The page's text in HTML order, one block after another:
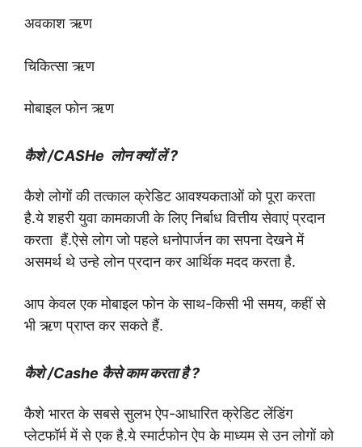
अवकाश ऋण
चिकित्सा ऋण
मोबाइल फोन ऋण
कैशे /CASHe लोन क्यों लें ?
कैशे लोगों की तत्काल क्रेडिट आवश्यकताओं को पूरा करता
है.ये शहरी युवा कामकाजी के लिए निर्बाध वित्तीय सेवाएं प्रदान
करता हैं.ऐसे लोग जो पहले धनोपार्जन का सपना देखने में
असमर्थ थे उन्हे लोन प्रदान कर आर्थिक मदद करता है.
आप केवल एक मोबाइल फोन के साथ-किसी भी समय, कहीं से
भी ऋण प्राप्त कर सकते हैं.
कैशे /Cashe कैसे काम करता है ?
कैशे भारत के सबसे सुलभ ऐप-आधारितक्रेडिटलेंडिंग
प्लेटफॉर्म में से एक है.ये स्मार्टफोन ऐप के माध्यम से उन लोगों को